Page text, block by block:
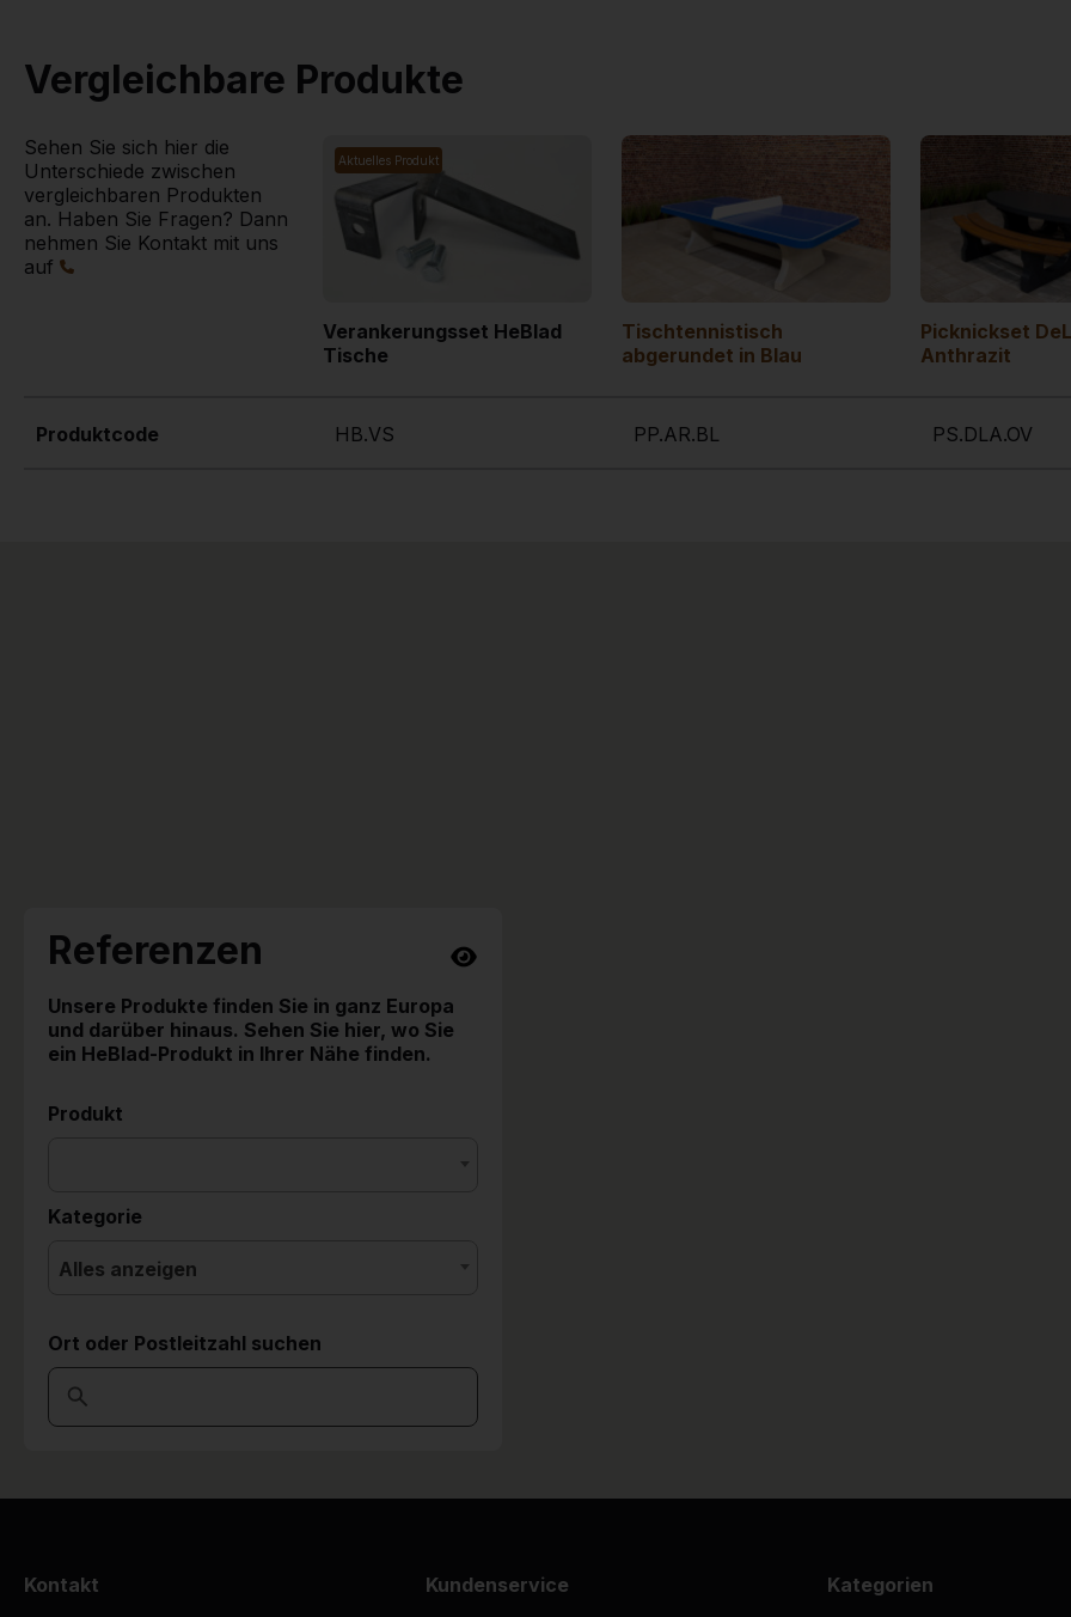
Vergleichbare Produkte
Sehen Sie sich hier die
Unterschiede zwischen
vergleichbaren Produkten
an. Haben Sie Fragen? Dann
nehmen Sie Kontakt mit uns
auf
Aktuelles Produkt
Verankerungsset HeBlad
Tische
Tischtennistisch
abgerundet in Blau
Picknickset
Anthrazit
Produktcode HB.VS PP.AR.BL PS.DLA.OV
Referenzen
Unsere Produkte finden Sie in ganz Europa
und darüber hinaus. Sehen Sie hier, wo Sie
ein HeBlad-Produkt in Ihrer Nähe finden.
Produkt
Kategorie
Alles anzeigen
Ort oder Postleitzahl suchen
Kontakt Kundenservice Kategorien